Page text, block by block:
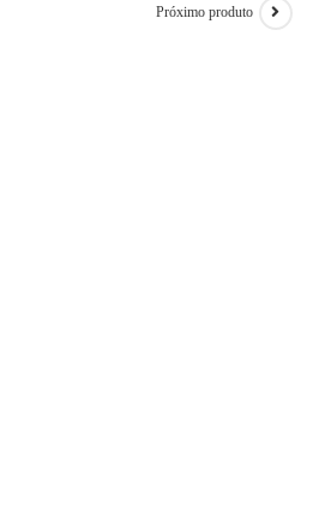
Próximo produto